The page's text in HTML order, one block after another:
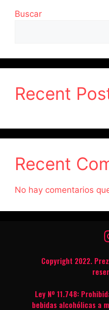
Buscar
Recent
Recent
No hay comentarios
Copyright 2022.
Ley Nº 11.748:
bebidas alcohólicas a